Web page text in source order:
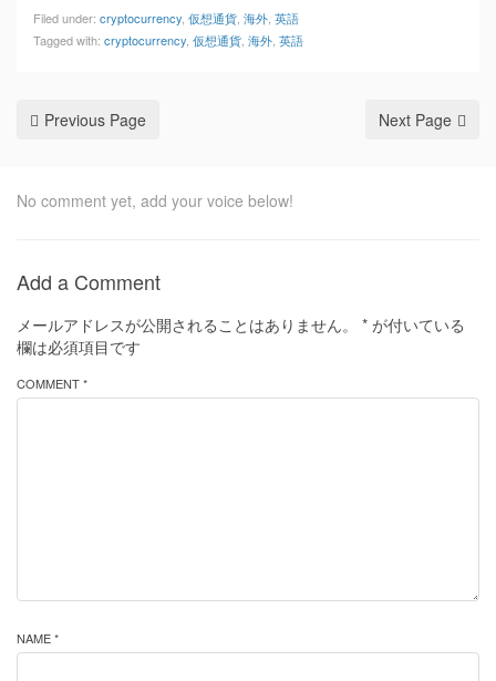
Filed under: cryptocurrency 仮想通貨 海外 英語
Tagged with: cryptocurrency 仮想通貨 海外 英語
Previous Page Next Page
No comment yet, add your voice below!
Add a Comment
メールアドレスが公開されることはありません。 * が付いている
欄は必須項目です
COMMENT *
NAME *